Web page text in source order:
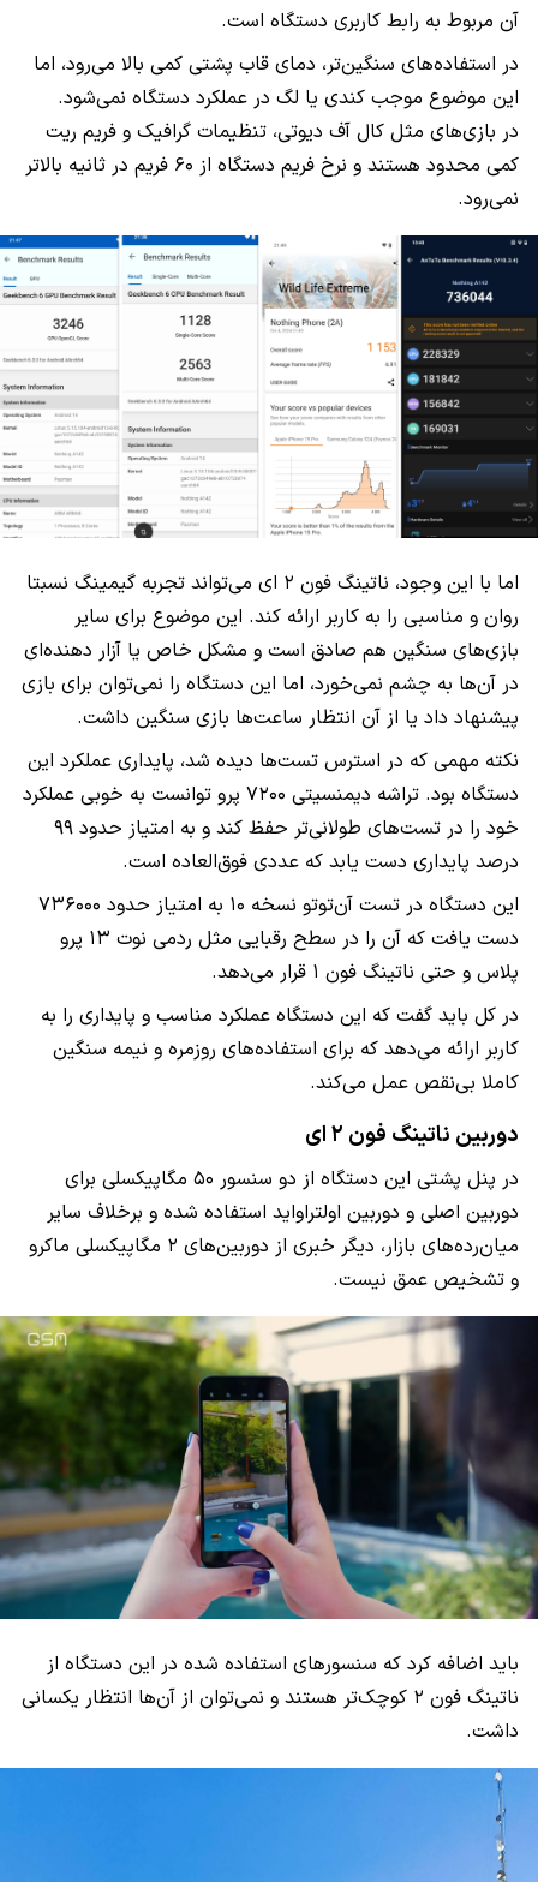
آن مربوط به رابط کاربری دستگاه است.
در استفاده‌های سنگین‌تر، دمای قاب پشتی کمی بالا می‌رود، اما
این موضوع موجب کندی یا لگ در عملکرد دستگاه نمی‌شود.
در بازی‌های مثل کال آف دیوتی، تنظیمات گرافیک و فریم ریت
کمی محدود هستند و نرخ فریم دستگاه از ۶۰ فریم در ثانیه بالاتر
نمی‌رود.
اما با این وجود، ناتینگ فون ۲ ای می‌تواند تجربه گیمینگ نسبتا
روان و مناسبی را به کاربر ارائه کند. این موضوع برای سایر
بازی‌های سنگین هم صادق است و مشکل خاص یا آزار دهنده‌ای
در آن‌ها به چشم نمی‌خورد، اما این دستگاه را نمی‌توان برای بازی
پیشنهاد داد یا از آن انتظار ساعت‌ها بازی سنگین داشت.
نکته مهمی که در استرس تست‌ها دیده شد، پایداری عملکرد این
دستگاه بود. تراشه دیمنسیتی ۷۲۰۰ پرو توانست به خوبی عملکرد
خود را در تست‌های طولانی‌تر حفظ کند و به امتیاز حدود ۹۹
درصد پایداری دست یابد که عددی فوق‌العاده است.
این دستگاه در تست آن‌تو‌تو نسخه ۱۰ به امتیاز حدود ۷۳۶۰۰۰
دست یافت که آن را در سطح رقبایی مثل ردمی نوت ۱۳ پرو
پلاس و حتی ناتینگ فون ۱ قرار می‌دهد.
در کل باید گفت که این دستگاه عملکرد مناسب و پایداری را به
کاربر ارائه می‌دهد که برای استفاده‌های روزمره و نیمه سنگین
کاملا بی‌نقص عمل می‌کند.
دوربین ناتینگ فون ۲ ای
در پنل پشتی این دستگاه از دو سنسور ۵۰ مگاپیکسلی برای
دوربین اصلی و دوربین اولتراواید استفاده شده و برخلاف سایر
میان‌رده‌های بازار، دیگر خبری از دوربین‌های ۲ مگاپیکسلی ماکرو
و تشخیص عمق نیست.
باید اضافه کرد که سنسور‌های استفاده شده در این دستگاه از
ناتینگ فون ۲ کوچک‌تر هستند و نمی‌توان از آن‌ها انتظار یکسانی
داشت.